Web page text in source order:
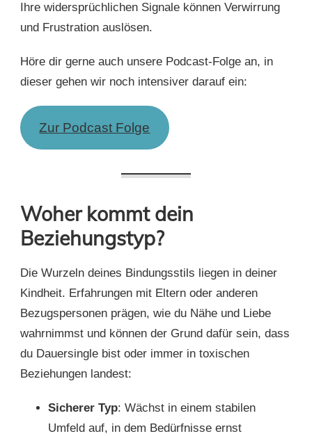
Ihre widersprüchlichen Signale können Verwirrung
und Frustration auslösen.
Höre dir gerne auch unsere Podcast-Folge an, in
dieser gehen wir noch intensiver darauf ein:
Zur Podcast Folge
Woher kommt dein
Beziehungstyp?
Die Wurzeln deines Bindungsstils liegen in deiner
Kindheit. Erfahrungen mit Eltern oder anderen
Bezugspersonen prägen, wie du Nähe und Liebe
wahrnimmst und können der Grund dafür sein, dass
du Dauersingle bist oder immer in toxischen
Beziehungen landest:
Sicherer Typ: Wächst in einem stabilen
Umfeld auf, in dem Bedürfnisse ernst